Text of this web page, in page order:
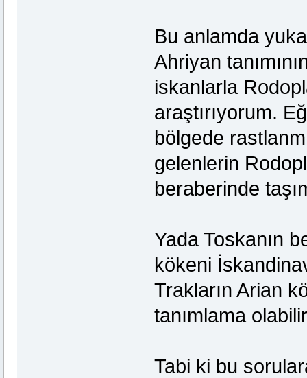
Bu anlamda
Ahriyan
iskanlarla
araştırıyorum.
bölgede
gelenlerin
beraberinde
Yada Toskanın
kökeni
Trakların Arian
tanımlama
Tabi ki bu